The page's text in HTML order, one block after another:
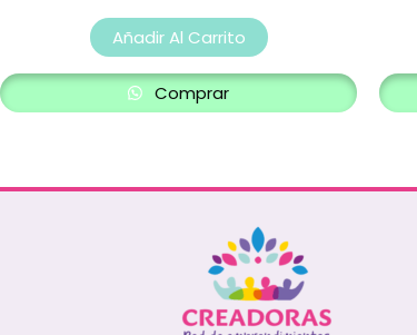
Añadir Al Carrito
Comprar